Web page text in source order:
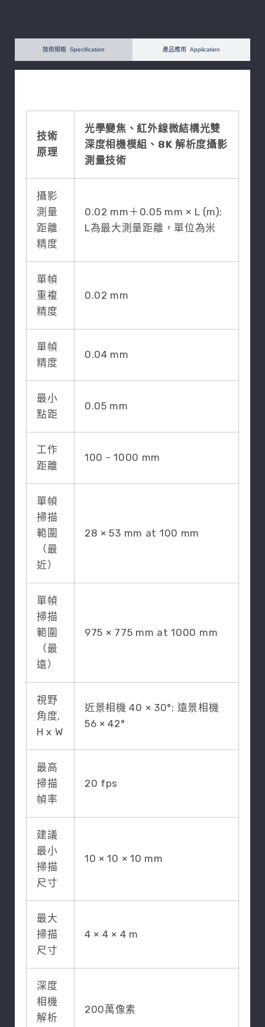
技術規格 Specification 產品應用 Application
技術
原理
光學變焦、紅外線微結構光雙
深度相機模組、8K 解析度攝影
測量技術
攝影
測量
距離
精度
0.02 mm＋0.05 mm × L (m);
L為最大測量距離，單位為米
單幀
重複
精度
0.02 mm
單幀
精度
0.04 mm
最小
點距
0.05 mm
工作
距離
100 - 1000 mm
單幀
掃描
範圍
（最
近）
28 × 53 mm at 100 mm
單幀
掃描
範圍
（最
遠）
975 × 775 mm at 1000 mm
視野
角度,
H x W
近景相機 40 × 30°; 遠景相機
56 × 42°
最高
掃描
幀率
20 fps
建議
最小
掃描
尺寸
10 × 10 × 10 mm
最大
掃描
尺寸
4 × 4 × 4 m
深度
相機
解析
200萬像素